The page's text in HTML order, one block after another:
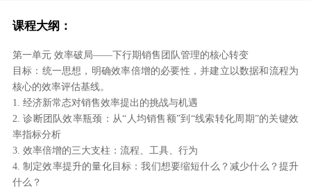
课程大纲：
第一单元 效率破局——下行期销售团队管理的核心转变
目标：统一思想，明确效率倍增的必要性，并建立以数据和流程为
核心的效率评估基线。
1. 经济新常态对销售效率提出的挑战与机遇
2. 诊断团队效率瓶颈：从“人均销售额”到“线索转化周期”的关键效
率指标分析
3. 效率倍增的三大支柱：流程、工具、行为
4. 制定效率提升的量化目标：我们想要缩短什么？减少什么？提升
什么？